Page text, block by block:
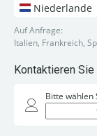
Niederlande
Auf Anfrage:
Italien, Frankreich,
Kontaktieren Sie
Bitte wählen